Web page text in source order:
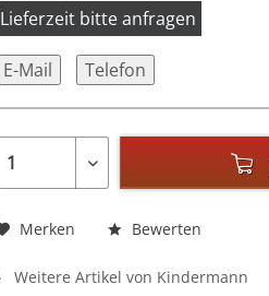
Lieferzeit bitte anfragen
E-Mail Telefon
Merken Bewerten
Weitere Artikel von Kindermann